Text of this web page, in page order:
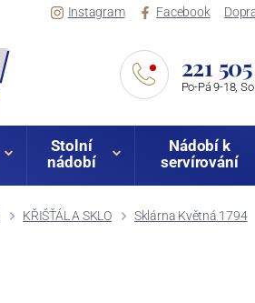
Instagram Facebook
221
Po-Pá 9-18,
Stolní
nádobí
Nádobí k
servírování
KŘIŠŤÁL A SKLO Sklárna Květná 1794